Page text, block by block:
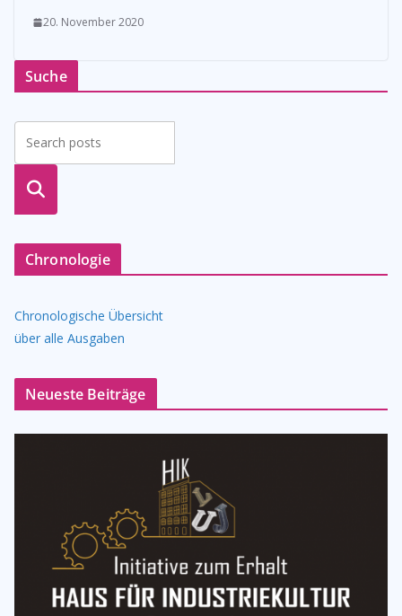
20. November 2020
Suche
suche
Chronologie
Chronologische Übersicht
über alle Ausgaben
Neueste Beiträge